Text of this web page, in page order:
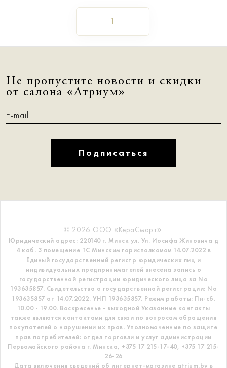
1
Не пропустите новости и скидки
от салона «Атриум»
Подписаться
© 2026 ООО «КераСмарт».
Юридический адрес: 220140 г. Минск ул. Ул. Иосифа Жиновича д
4 каб. 3 помещение ТС Минским горисполкомом 14.07.2022 в
Единый государственный регистр юридических лиц и
индивидуальных предпринимателей внесена запись о
государственной регистрации юридического лица за No
193635857. Свидетельство о государственной регистрации: No
193635857 от 14.07.2022. УНП 193635857. Режим работы: Пн-сб.
10.00 - 19.00. Воскресенье - выходной Указанные контакты
также являются контактами для связи по вопросам обращения
покупателей о нарушении их прав. Уполномоченные по защите
прав потребителей: отдел торговли и услуг администрации
Первомайского района г. Минска, +375 17 215-17-40, +375 17 215-
26-26
Дата включения сведений об интернет-магазине atrium.by в